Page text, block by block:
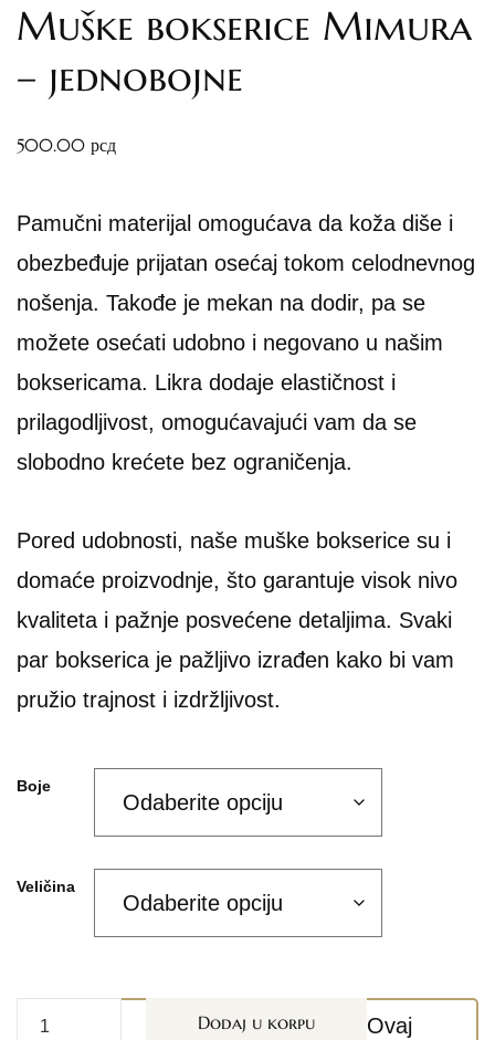
Muške bokserice Mimura
– jednobojne
500.00 рсд
Pamučni materijal omogućava da koža diše i
obezbeđuje prijatan osećaj tokom celodnevnog
nošenja. Takođe je mekan na dodir, pa se
možete osećati udobno i negovano u našim
boksericama. Likra dodaje elastičnost i
prilagodljivost, omogućavajući vam da se
slobodno krećete bez ograničenja.
Pored udobnosti, naše muške bokserice su i
domaće proizvodnje, što garantuje visok nivo
kvaliteta i pažnje posvećene detaljima. Svaki
par bokserica je pažljivo izrađen kako bi vam
pružio trajnost i izdržljivost.
Boje
Veličina
Dodaj u korpu Ovaj